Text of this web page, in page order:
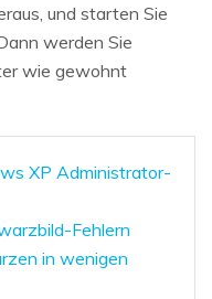
und starten Sie
werden Sie
wie gewohnt
XP Administrator-
Fehlern
in wenigen